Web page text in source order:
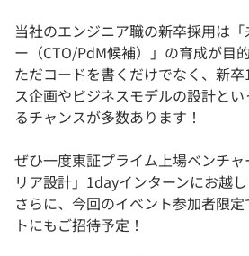
当社のエンジニア職の新卒採用は
ー（CTO/PdM候補）」の育成が目的
ただコードを書くだけでなく、新
ス企画やビジネスモデルの設計と
るチャンスが多数あります！
ぜひ一度東証プライム上場ベンチ
リア設計」1dayインターンにお越し
さらに、今回のイベント参加者限
トにもご招待予定！